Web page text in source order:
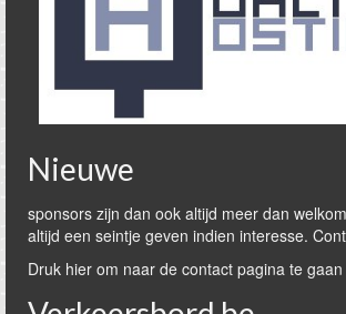
Nieuwe
sponsors zijn dan ook altijd meer dan
altijd een seintje geven indien interesse.
Druk hier om naar de contact pagina te gaan